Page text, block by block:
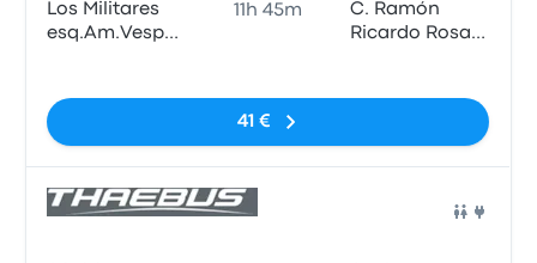
Los Militares
esq.Am.Vespucio
11h 45m
C. Ramón
Ricardo Rosas
41 €